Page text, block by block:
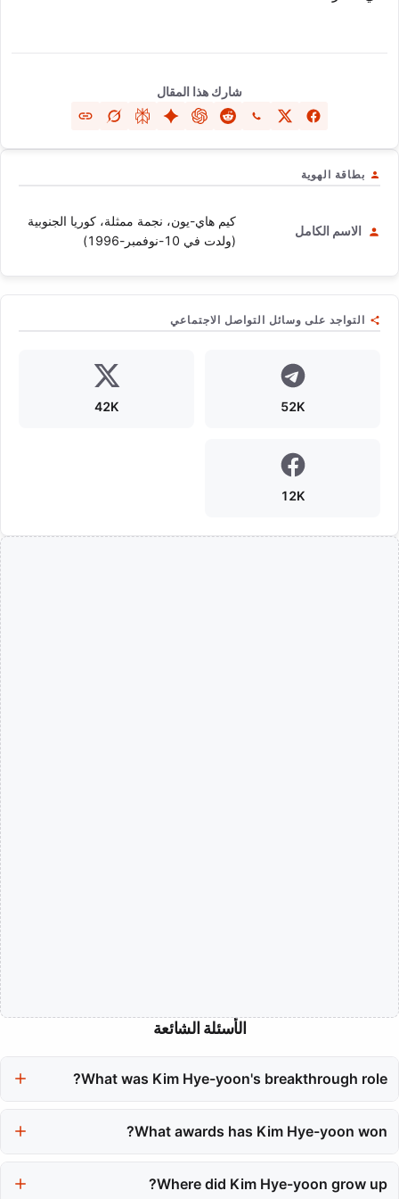
شارك هذا المقال
بطاقة الهوية
الاسم الكامل
كيم هاي-يون، نجمة ممثلة، كوريا الجنوبية
(ولدت في 10-نوفمبر-1996)
التواجد على وسائل التواصل الاجتماعي
52K
42K
12K
الأسئلة الشائعة
What was Kim Hye-yoon's breakthrough role?
drama "Sky Castle," which showcased her ability to portray
What awards has Kim Hye-yoon won?
Best New Actress at the 55th Baeksang Arts Awards, Blue
Where did Kim Hye-yoon grow up?